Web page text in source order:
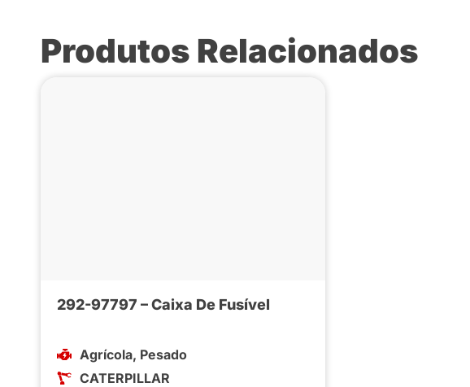
Produtos Relacionados
292-97797 – Caixa De Fusível
Agrícola, Pesado
CATERPILLAR